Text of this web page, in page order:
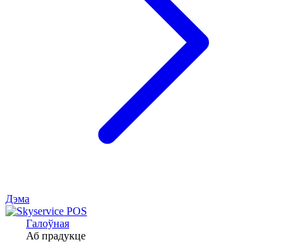
Дэма
Галоўная
Аб прадукце